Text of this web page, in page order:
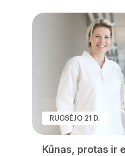
RUGSĖJO 21 D.
Kūnas, protas ir